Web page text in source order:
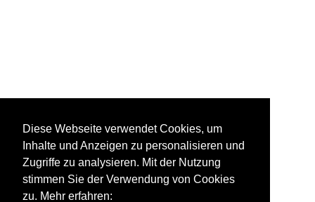
Diese Webseite verwendet Cookies, um
Inhalte und Anzeigen zu personalisieren und
Zugriffe zu analysieren. Mit der Nutzung
stimmen Sie der Verwendung von Cookies
zu. Mehr erfahren: